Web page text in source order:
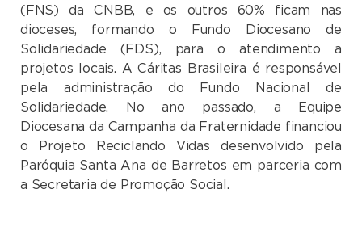
(FNS) da CNBB, e os outros 60% ficam nas
dioceses, formando o Fundo Diocesano de
Solidariedade (FDS), para o atendimento a
projetos locais. A Cáritas Brasileira é responsável
pela administração do Fundo Nacional de
Solidariedade. No ano passado, a Equipe
Diocesana da Campanha da Fraternidade financiou
o Projeto Reciclando Vidas desenvolvido pela
Paróquia Santa Ana de Barretos em parceria com
a Secretaria de Promoção Social.